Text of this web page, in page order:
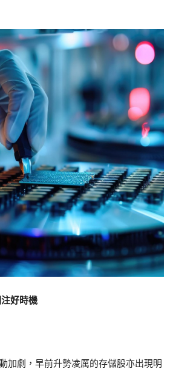
好時機
加劇，早前升勢凌厲的存儲股亦出現明